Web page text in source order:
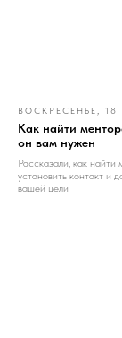
ВОСКРЕСЕНЬЕ,
Как найти
он вам нужен
Рассказали, как найти
установить контакт и
вашей цели